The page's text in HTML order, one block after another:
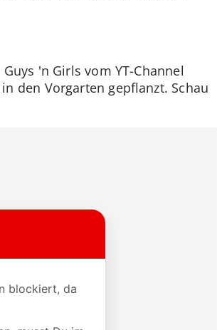
'n Girls vom YT-Channel
den Vorgarten gepflanzt. Schau